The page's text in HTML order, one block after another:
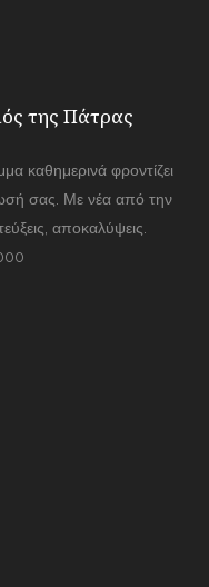
της Πάτρας
καθημερινά φροντίζει
σας. Με νέα από την
αποκαλύψεις.